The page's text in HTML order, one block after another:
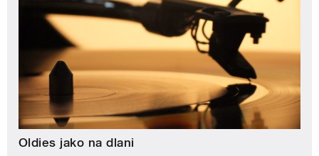
Oldies jako na dlani